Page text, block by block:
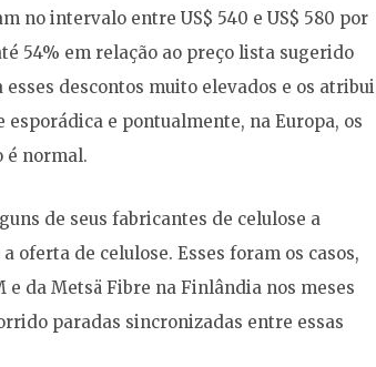
no intervalo entre US$ 540 e US$ 580 por
54% em relação ao preço lista sugerido
descontos muito elevados e os atribui
e pontualmente, na Europa, os
é normal.
de seus fabricantes de celulose a
oferta de celulose. Esses foram os casos,
da Metsä Fibre na Finlândia nos meses
paradas sincronizadas entre essas